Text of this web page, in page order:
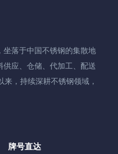
坐落于中国不锈钢的集散地
应、仓储、代加工、配送
来，持续深耕不锈钢领域，
牌号直达